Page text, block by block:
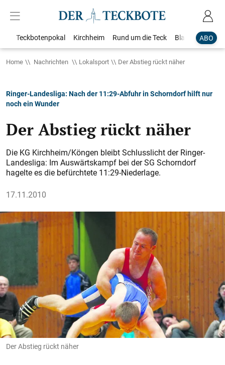
ABO
Teckbotenpokal Kirchheim Rund um die Teck Blaulicht
Home Nachrichten Lokalsport Der Abstieg rückt näher
Ringer-Landesliga: Nach der 11:29-Abfuhr in Schorndorf hilft nur
noch ein Wunder
Der Abstieg rückt näher
Die KG Kirchheim/Köngen bleibt Schlusslicht der Ringer-
Landesliga: Im Auswärtskampf bei der SG Schorndorf
hagelte es die befürchtete 11:29-Niederlage.
17.11.2010
Der Abstieg rückt näher